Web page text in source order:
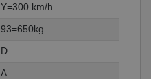
Y=300 km/h
93=650kg
D
A